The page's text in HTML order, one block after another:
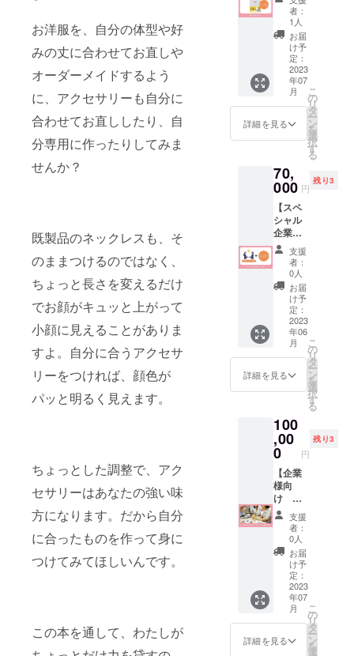
お洋服を、自分の体型や好
みの丈に合わせてお直しや
オーダーメイドするよう
に、アクセサリーも自分に
合わせてお直ししたり、自
分専用に作ったりしてみま
せんか？
既製品のネックレスも、そ
のままつけるのではなく、
ちょっと長さを変えるだけ
でお顔がキュッと上がって
小顔に見えることがありま
すよ。自分に合うアクセサ
リーをつければ、顔色が
パッと明るく見えます。
ちょっとした調整で、アク
セサリーはあなたの強い味
方になります。だから自分
に合ったものを作って身に
つけてみてほしいんです。
この本を通して、わたしが
けとな
りま
す。(B6
サイ
ズ・70-
100ペー
よろし
ければ
こちら
もご確
認くだ
さい。
※掲載内
容は
メール
にて打
ます。
※ネット
ワーク
販売や
企業イ
メージ
が相違
する場
合等、
掲載を
お断り
させて
いただ
く場合
があり
お断り
させて
合にお
いても
返金は
いたし
かねま
す。 ※
書籍は
自費出
版とな
りま
す。 ※
書籍は
2023年
7月出版
予定で
す。 ※
販売さ
あなた
のお名
前を電
子書籍
でPRで
きま
す。 ※
電子書
籍は
メール
きま
す。 ※
購入時
の備考
欄に掲
載する
お名前
とアカ
ウント
名（イ
ンスタ
グラム
推奨、
ほかの
SNSの
場合は
SNSの
記入く
ださ
い。
（ニッ
クネー
ムも
可） ※
肩書き
やサー
ビス名
の掲載
をご希
望の方
は、企
業スポ
ンサー
として
ご支援
サー】
書籍
「ビー
ズでつ
くる、
ときめ
くお
花」(仮)
の帯に
コメン
トと企
業名を
せてい
ただき
ます。
さらに
オリジ
ナル帯
付き書
「ビー
ズでつ
くる、
ときめ
くお
花」(仮)
を5冊
セット
でお届
です。
※送料込
みのお
値段で
す。 ※
掲載内
容は
メール
にて打
合せさ
せてい
ただき
ます。
※書籍は
自費出
版とな
りま
す。 ※
者：
1人
お届
け予
定：
2023
年07
月
詳細を見る
こ
の
リ
タ
ー
ン
を
選
択
す
る
70,
000 円
残り3
【スペ
シャル
企業ス
ポン
サー】
※企業ス
ポン
サーの
内容＋
【企業
の紹
介】を
掲載※
書籍
「ビー
ズでつ
ときめ
くお
花」(仮)
に企業
名や屋
号と、
リン
ク、
SNSア
カウン
ト、貴
社の紹
介文を
掲載さ
せてい
ただき
ます。
あなた
の企業
支援
者：
0人
お届
け予
定：
2023
年06
月
詳細を見る
こ
の
リ
タ
ー
ン
を
選
択
す
る
100
,00
0 円
残り3
【企業
様向
け セ
ミナー
講師を
承りま
す】 企
業様の
ご要望
に合わ
せて、
ビーズ
アクセ
サリー
セミ
支援
者：
0人
お届
け予
定：
2023
年07
月
詳細を見る
こ
の
リ
タ
ー
ン
を
選